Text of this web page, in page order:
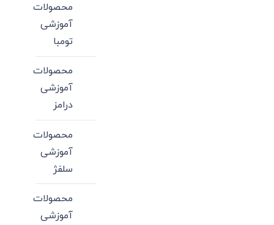
محصولات
آموزشی
تومبا
محصولات
آموزشی
درامز
محصولات
آموزشی
سلفژ
محصولات
آموزشی